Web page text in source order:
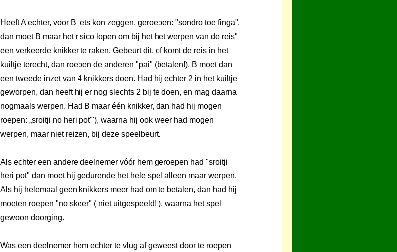
Heeft A echter, voor B iets kon zeggen, geroepen: "sondro toe finga",
dan moet B maar het risico lopen om bij het het werpen van de reis"
een verkeerde knikker te raken. Gebeurt dit, of komt de reis in het
kuiltje terecht, dan roepen de anderen "pai" (betalen!). B moet dan
een tweede inzet van 4 knikkers doen. Had hij echter 2 in het kuiltje
geworpen, dan heeft hij er nog slechts 2 bij te doen, en mag daarna
nogmaals werpen. Had B maar één knikker, dan had hij mogen
roepen: „sroitji no heri pot"'), waarna hij ook weer had mogen
werpen, maar niet reizen, bij deze speelbeurt.
Als echter een andere deelnemer vóór hem geroepen had "sroitji
heri pot" dan moet hij gedurende het hele spel alleen maar werpen.
Als hij helemaal geen knikkers meer had om te betalen, dan had hij
moeten roepen "no skeer" ( niet uitgespeeld! ), waarna het spel
gewoon doorging.
Was een deelnemer hem echter te vlug af geweest door te roepen